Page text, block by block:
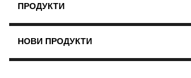
ПРОДУКТИ
НОВИ ПРОДУКТИ